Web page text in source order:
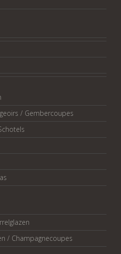
/ Gembercoupes
/ Champagnecoupes